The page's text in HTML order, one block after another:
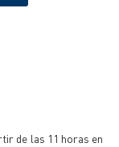
de las 11 horas en